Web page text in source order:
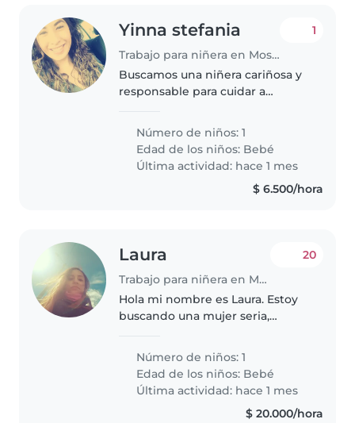
Yinna stefania
Trabajo para niñera en Mosquera
1
Buscamos una niñera cariñosa y
responsable para cuidar a
juguetón, cariñoso y muy curioso.
Necesitamos a alguien que se
sienta cómoda con mascotas,..
Número de niños: 1
Edad de los niños: Bebé
Última actividad: hace 1 mes
$ 6.500/hora
Laura
Trabajo para niñera en Mosquera
20
Hola mi nombre es Laura. Estoy
buscando una mujer seria,
cuide a mi hijo (10 meses) por
horas. 3 Días a la semana entre
(martes, miércoles, jueves y
viernes)..
Número de niños: 1
Edad de los niños: Bebé
Última actividad: hace 1 mes
$ 20.000/hora